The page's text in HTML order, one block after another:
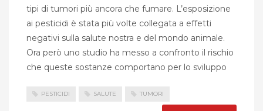
tipi di tumori più ancora che fumare. L’esposizione
ai pesticidi è stata più volte collegata a effetti
negativi sulla salute nostra e del mondo animale.
Ora però uno studio ha messo a confronto il rischio
che queste sostanze comportano per lo sviluppo
PESTICIDI SALUTE TUMORI